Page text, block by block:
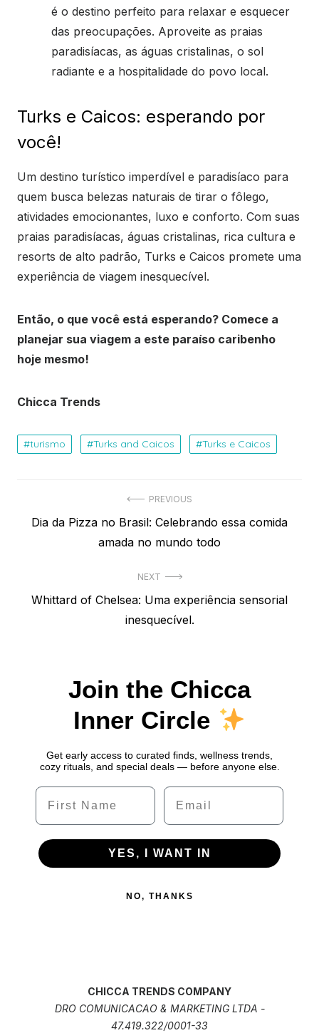
é o destino perfeito para relaxar e esquecer
das preocupações. Aproveite as praias
paradisíacas, as águas cristalinas, o sol
radiante e a hospitalidade do povo local.
Turks e Caicos: esperando por
você!
Um destino turístico imperdível e paradisíaco para
quem busca belezas naturais de tirar o fôlego,
atividades emocionantes, luxo e conforto. Com suas
praias paradisíacas, águas cristalinas, rica cultura e
resorts de alto padrão, Turks e Caicos promete uma
experiência de viagem inesquecível.
Então, o que você está esperando? Comece a
planejar sua viagem a este paraíso caribenho
hoje mesmo!
Chicca Trends
turismo Turks and Caicos Turks e Caicos
de
PREVIOUS
Previous
Dia da Pizza no Brasil: Celebrando essa comida
amada no mundo todo
NEXT
Next
Whittard of Chelsea: Uma experiência sensorial
inesquecível.
Join the Chicca
Inner Circle
Get early access to curated finds, wellness trends,
cozy rituals, and special deals — before anyone else.
Name Email
YES, I WANT IN
NO, THANKS
CHICCA TRENDS COMPANY
DRO COMUNICACAO & MARKETING LTDA -
47.419.322/0001-33